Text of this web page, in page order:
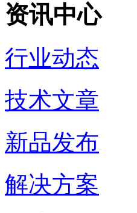
资讯中心
行业动态
技术文章
新品发布
解决方案